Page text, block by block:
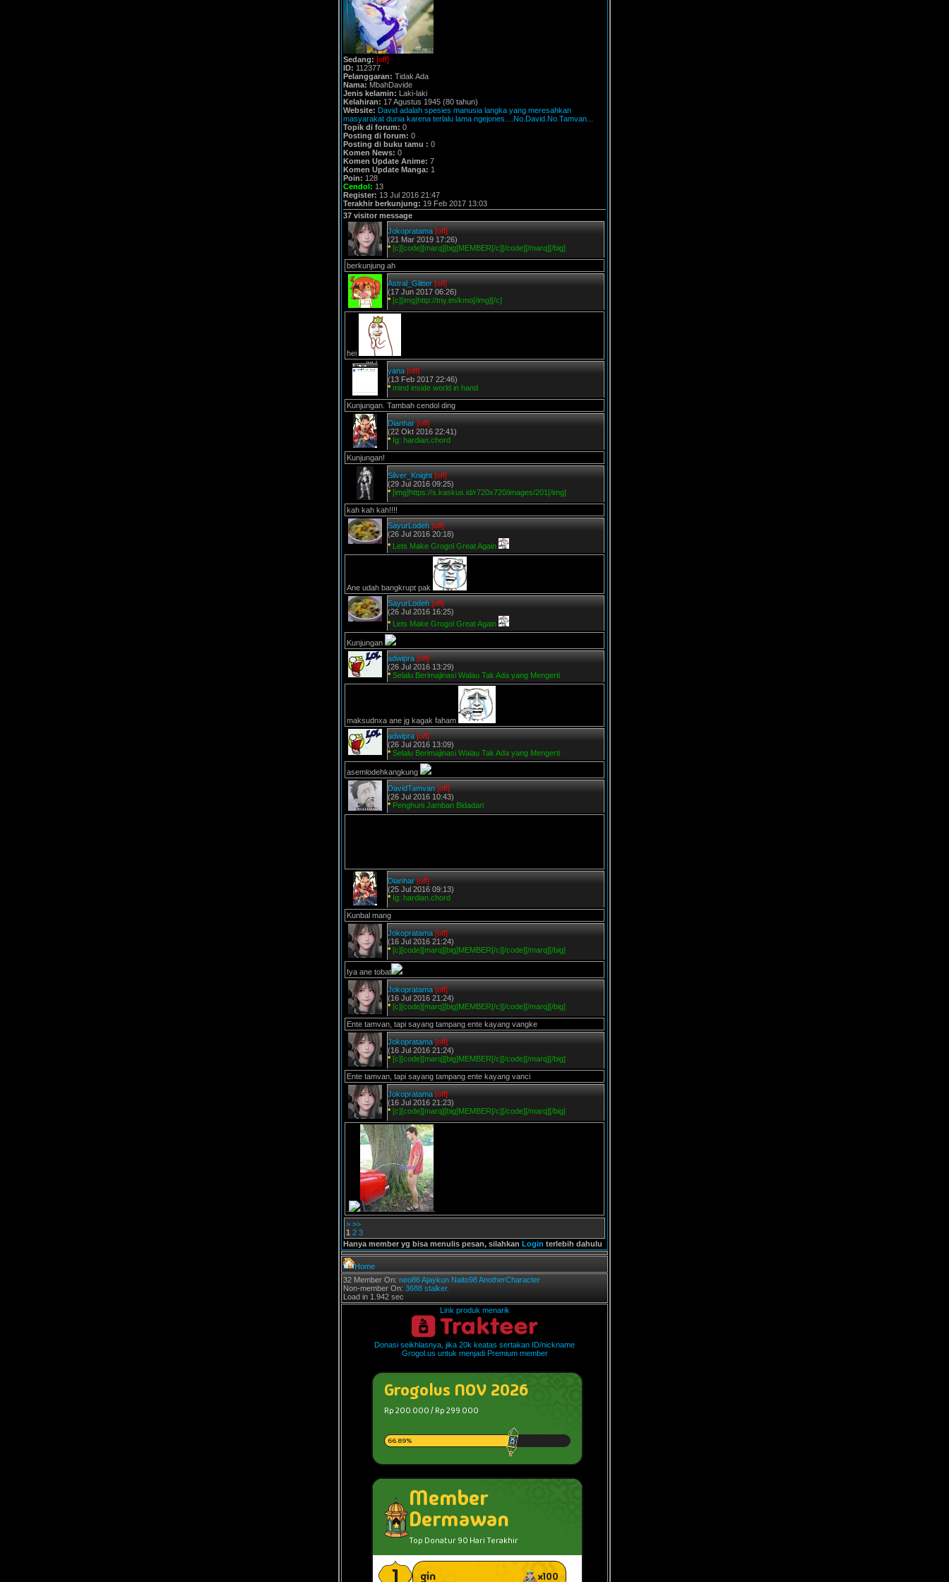
Sedang: [off]
ID: 112377
Pelanggaran: Tidak Ada
Nama: MbahDavide
Jenis kelamin: Laki-laki
Kelahiran: 17 Agustus 1945 (80 tahun)
Website: David adalah spesies manusia langka yang meresahkan
masyarakat dunia karena terlalu lama ngejones....No.David.No.Tamvan...
Topik di forum: 0
Posting di forum: 0
Posting di buku tamu : 0
Komen News: 0
Komen Update Anime: 7
Komen Update Manga: 1
Poin: 128
Cendol: 13
Register: 13 Jul 2016 21:47
Terakhir berkunjung: 19 Feb 2017 13:03
37 visitor message
Jokopratama [off]
(21 Mar 2019 17:26)
* [c][code][marq][big]MEMBER[/c][/code][/marq][/big]
berkunjung ah
Astral_Glitter [off]
(17 Jun 2017 06:26)
* [c][img]http://tny.im/kmo[/img][/c]
hei
yana [off]
(13 Feb 2017 22:46)
* mind inside world in hand
Kunjungan. Tambah cendol ding
Dianhar [off]
(22 Okt 2016 22:41)
* Ig: hardian.chord
Kunjungan!
Silver_Knight [off]
(29 Jul 2016 09:25)
* [img]https://s.kaskus.id/r720x720/images/201[/img]
kah kah kah!!!!
SayurLodeh [off]
(26 Jul 2016 20:18)
* Lets Make Grogol Great Again
Ane udah bangkrupt pak
SayurLodeh [off]
(26 Jul 2016 16:25)
* Lets Make Grogol Great Again
Kunjungan
adwipra [off]
(26 Jul 2016 13:29)
* Selalu Berimajinasi Walau Tak Ada yang Mengerti
maksudnxa ane jg kagak faham
adwipra [off]
(26 Jul 2016 13:09)
* Selalu Berimajinasi Walau Tak Ada yang Mengerti
asemlodehkangkung
DavidTamvan [off]
(26 Jul 2016 10:43)
* Penghuni Jamban Bidadari
Dianhar [off]
(25 Jul 2016 09:13)
* Ig: hardian.chord
Kunbal mang
Jokopratama [off]
(16 Jul 2016 21:24)
* [c][code][marq][big]MEMBER[/c][/code][/marq][/big]
Iya ane tobat
Jokopratama [off]
(16 Jul 2016 21:24)
* [c][code][marq][big]MEMBER[/c][/code][/marq][/big]
Ente tamvan, tapi sayang tampang ente kayang vangke
Jokopratama [off]
(16 Jul 2016 21:24)
* [c][code][marq][big]MEMBER[/c][/code][/marq][/big]
Ente tamvan, tapi sayang tampang ente kayang vanci
Jokopratama [off]
(16 Jul 2016 21:23)
* [c][code][marq][big]MEMBER[/c][/code][/marq][/big]
> >>
1 2 3
Hanya member yg bisa menulis pesan, silahkan Login terlebih dahulu
Home
32 Member On: neo86Ajaykun Naito98AnotherCharacter
Non-member On: 3688 stalker.
Load in 1.942 sec
Link produk menarik
Donasi seikhlasnya, jika 20k keatas sertakan ID/nickname
Grogol.us untuk menjadi Premium member